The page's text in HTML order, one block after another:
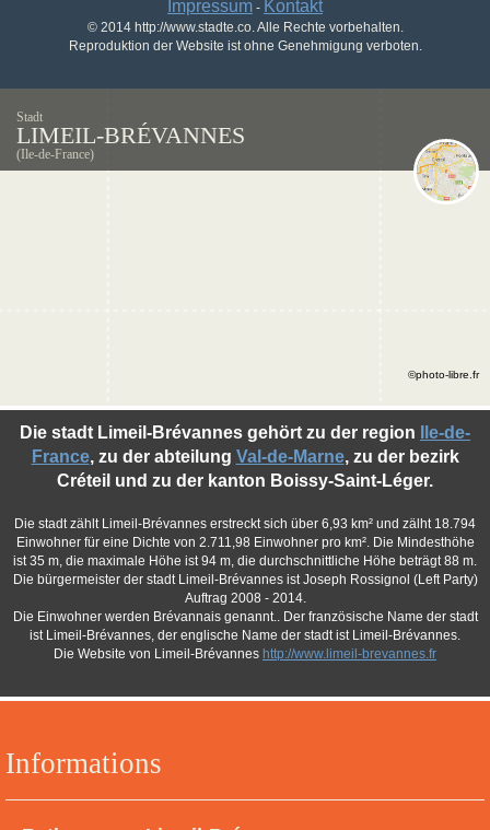
Impressum - Kontakt
© 2014 http://www.stadte.co. Alle Rechte vorbehalten.
Reproduktion der Website ist ohne Genehmigung verboten.
Stadt
LIMEIL-BRÉVANNES
(Ile-de-France)
Informations
Die stadt Limeil-Brévannes gehört zu der region
Ile-de-
France, zu der abteilung Val-de-Marne, zu der bezirk
Créteil und zu der kanton Boissy-Saint-Léger.
Die stadt zählt Limeil-Brévannes erstreckt sich über 6,93 km² und zälht 18.794
Einwohner für eine Dichte von 2.711,98 Einwohner pro km². Die Mindesthöhe
ist 35 m, die maximale Höhe ist 94 m, die durchschnittliche Höhe beträgt 88 m.
Die bürgermeister der stadt Limeil-Brévannes ist Joseph Rossignol (Left Party)
Auftrag 2008 - 2014.
Die Einwohner werden Brévannais genannt.. Der französische Name der stadt
ist Limeil-Brévannes, der englische Name der stadt ist Limeil-Brévannes.
Die Website von Limeil-Brévannes http://www.limeil-brevannes.fr
©photo-libre.fr